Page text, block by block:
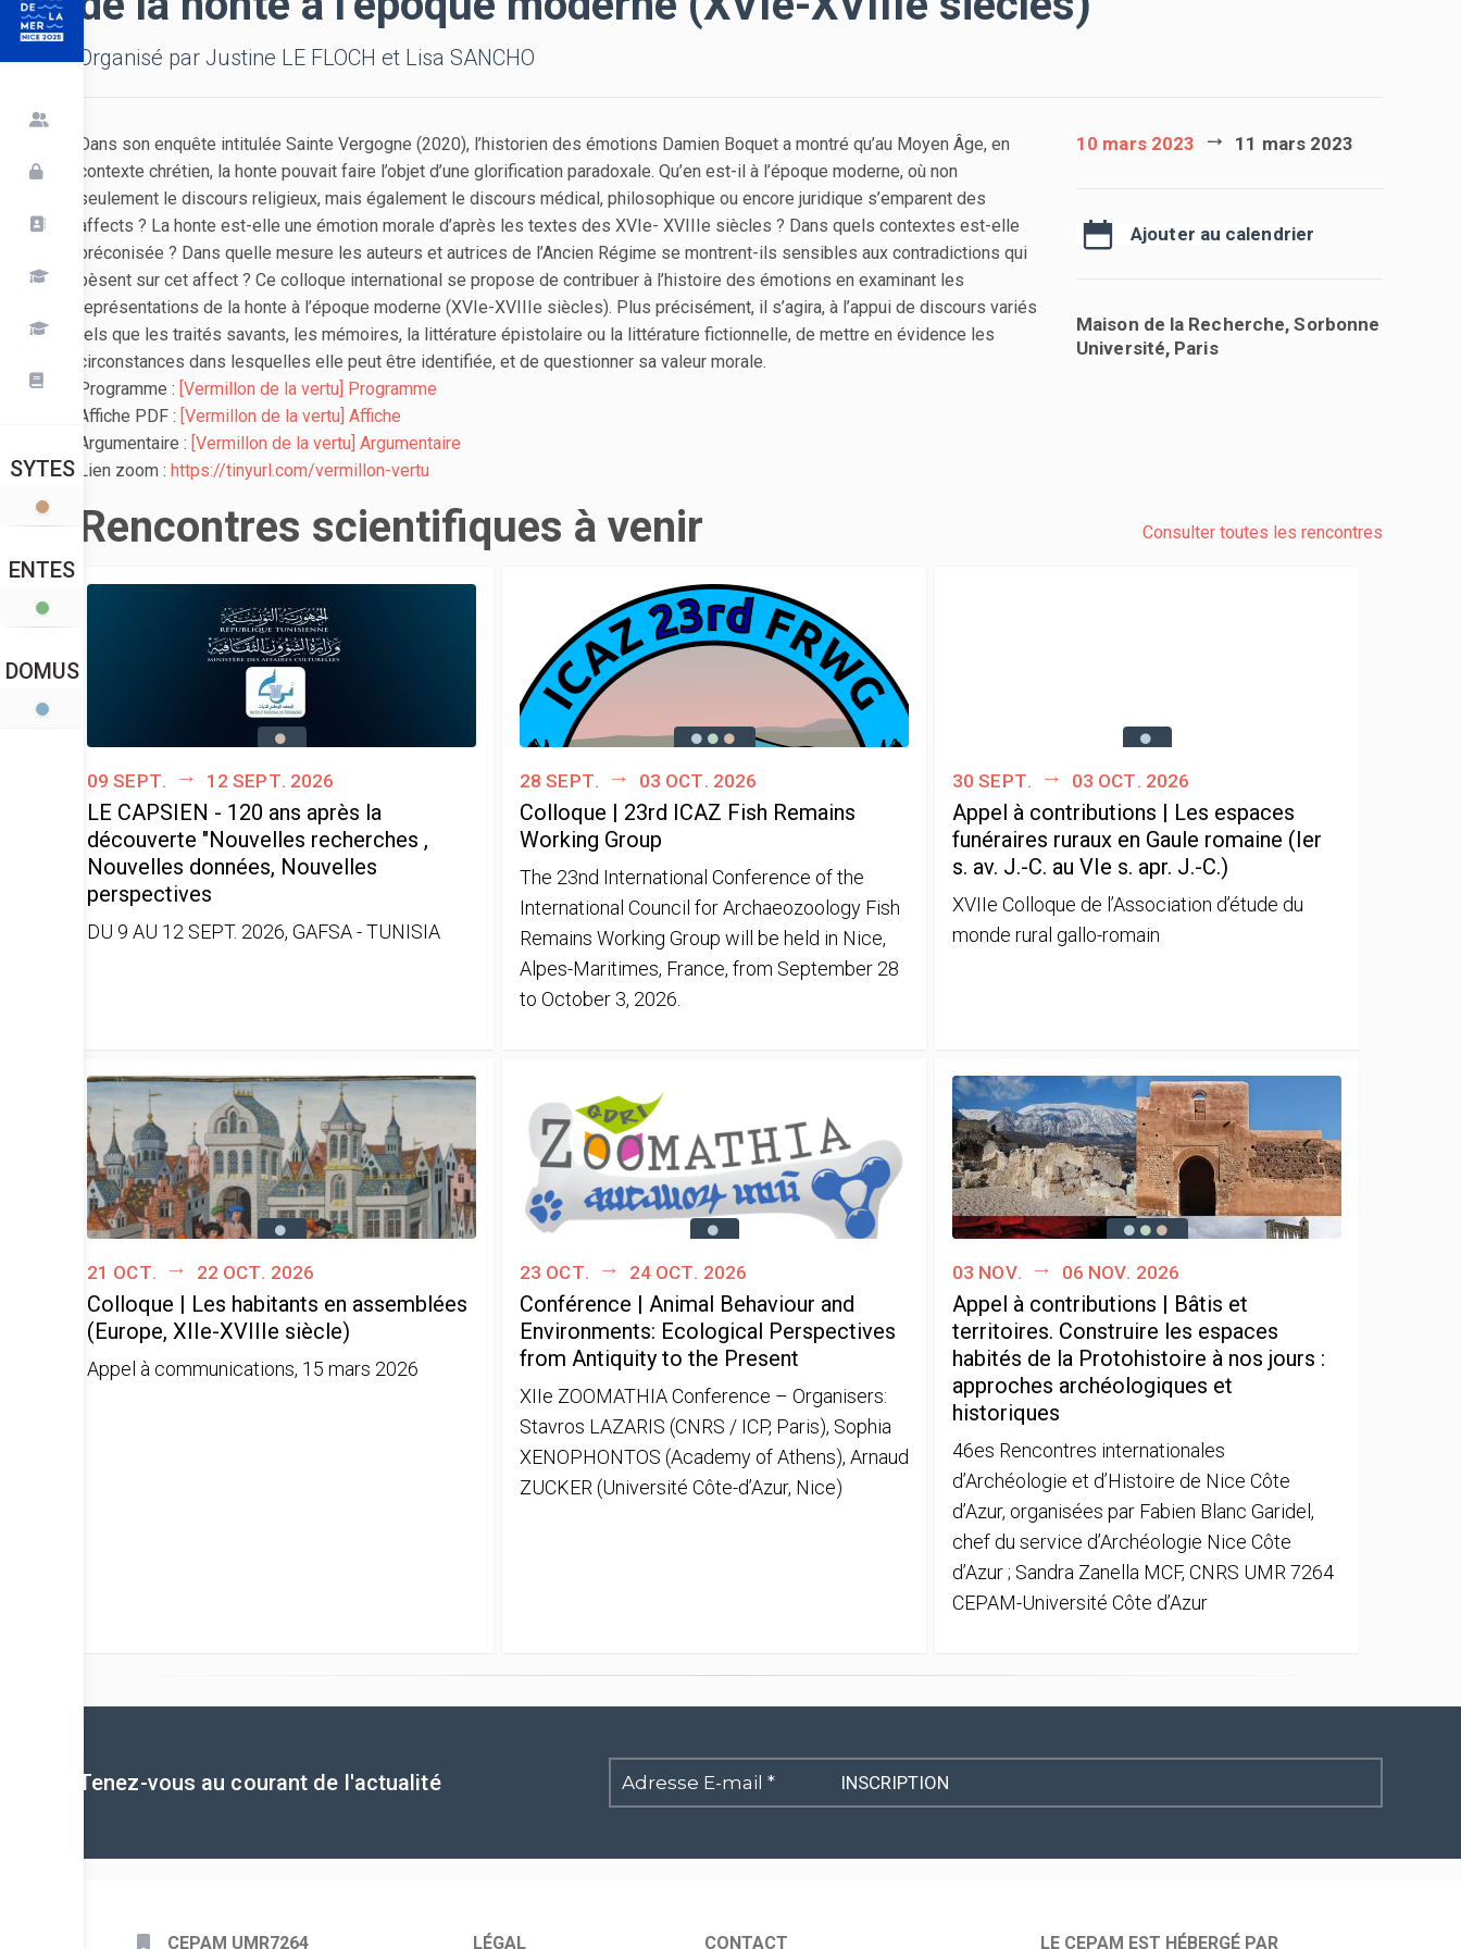
SYTES
ENTES
DOMUS
Organisé par Justine LE FLOCH et Lisa SANCHO
Dans son enquête intitulée Sainte Vergogne (2020), l’historien des émotions Damien Boquet a montré qu’au Moyen Âge, en
contexte chrétien, la honte pouvait faire l’objet d’une glorification paradoxale. Qu’en est-il à l’époque moderne, où non
seulement le discours religieux, mais également le discours médical, philosophique ou encore juridique s’emparent des
affects ? La honte est-elle une émotion morale d’après les textes des XVIe- XVIIIe siècles ? Dans quels contextes est-elle
préconisée ? Dans quelle mesure les auteurs et autrices de l’Ancien Régime se montrent-ils sensibles aux contradictions qui
pèsent sur cet affect ? Ce colloque international se propose de contribuer à l’histoire des émotions en examinant les
représentations de la honte à l’époque moderne (XVIe-XVIIIe siècles). Plus précisément, il s’agira, à l’appui de discours variés
tels que les traités savants, les mémoires, la littérature épistolaire ou la littérature fictionnelle, de mettre en évidence les
circonstances dans lesquelles elle peut être identifiée, et de questionner sa valeur morale.
Programme : [Vermillon de la vertu] Programme
Affiche PDF : [Vermillon de la vertu] Affiche
Argumentaire : [Vermillon de la vertu] Argumentaire
Lien zoom : https://tinyurl.com/vermillon-vertu
10 mars 2023 11 mars 2023
Ajouter au calendrier
Maison de la Recherche, Sorbonne
Université, Paris
Rencontres scientifiques à venir Consulter toutes les rencontres
09 sept. 12 sept. 2026
LE CAPSIEN - 120 ans après la
découverte "Nouvelles recherches ,
Nouvelles données, Nouvelles
perspectives
DU 9 AU 12 SEPT. 2026, GAFSA - TUNISIA
28 sept. 03 oct. 2026
Colloque | 23rd ICAZ Fish Remains
Working Group
The 23nd International Conference of the
International Council for Archaeozoology Fish
Remains Working Group will be held in Nice,
Alpes-Maritimes, France, from September 28
to October 3, 2026.
30 sept. 03 oct. 2026
Appel à contributions | Les espaces
funéraires ruraux en Gaule romaine (Ier
s. av. J.-C. au VIe s. apr. J.-C.)
XVIIe Colloque de l’Association d’étude du
monde rural gallo-romain
21 oct. 22 oct. 2026
Colloque | Les habitants en assemblées
(Europe, XIIe-XVIIIe siècle)
Appel à communications, 15 mars 2026
23 oct. 24 oct. 2026
Conférence | Animal Behaviour and
Environments: Ecological Perspectives
from Antiquity to the Present
XIIe ZOOMATHIA Conference – Organisers:
Stavros LAZARIS (CNRS / ICP, Paris), Sophia
XENOPHONTOS (Academy of Athens), Arnaud
ZUCKER (Université Côte-d’Azur, Nice)
03 nov. 06 nov. 2026
Appel à contributions | Bâtis et
territoires. Construire les espaces
habités de la Protohistoire à nos jours :
approches archéologiques et
historiques
46es Rencontres internationales
d’Archéologie et d’Histoire de Nice Côte
d’Azur, organisées par Fabien Blanc Garidel,
chef du service d’Archéologie Nice Côte
d’Azur ; Sandra Zanella MCF, CNRS UMR 7264
CEPAM-Université Côte d’Azur
Tenez-vous au courant de l'actualité
Adresse
E-
CEPAM UMR7264 LÉGAL CONTACT LE CEPAM EST HÉBERGÉ PAR